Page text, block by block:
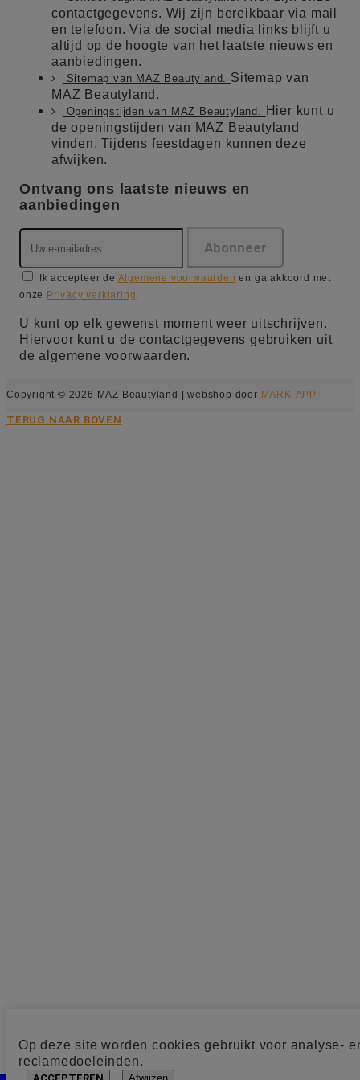
Op deze site worden cookies gebruikt voor analyse-
reclamedoeleinden.
contactgegevens. Wij zijn bereikbaar via mail
en telefoon. Via de social media links blijft u
altijd op de hoogte van het laatste nieuws en
aanbiedingen.
Sitemap van MAZ Beautyland. Sitemap van
MAZ Beautyland.
Openingstijden van MAZ Beautyland.
Hier kunt u
de openingstijden van MAZ Beautyland
vinden. Tijdens feestdagen kunnen deze
afwijken.
Ontvang ons laatste nieuws en
aanbiedingen
Ik accepteer de Algemene voorwaarden en ga akkoord met
onze Privacy verklaring.
U kunt op elk gewenst moment weer uitschrijven.
Hiervoor kunt u de contactgegevens gebruiken uit
de algemene voorwaarden.
Copyright © 2026 MAZ Beautyland | webshop door MARK-APP
TERUG NAAR BOVEN